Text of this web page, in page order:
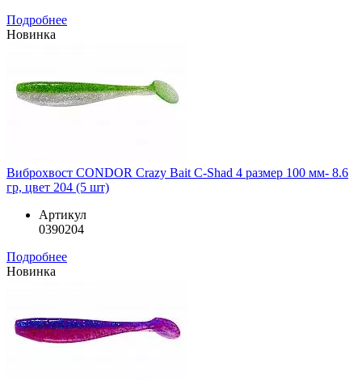
Подробнее
Новинка
Виброхвост CONDOR Crazy Bait C-Shad 4 размер 100 мм- 8.6
гр, цвет 204 (5 шт)
Артикул
0390204
Подробнее
Новинка